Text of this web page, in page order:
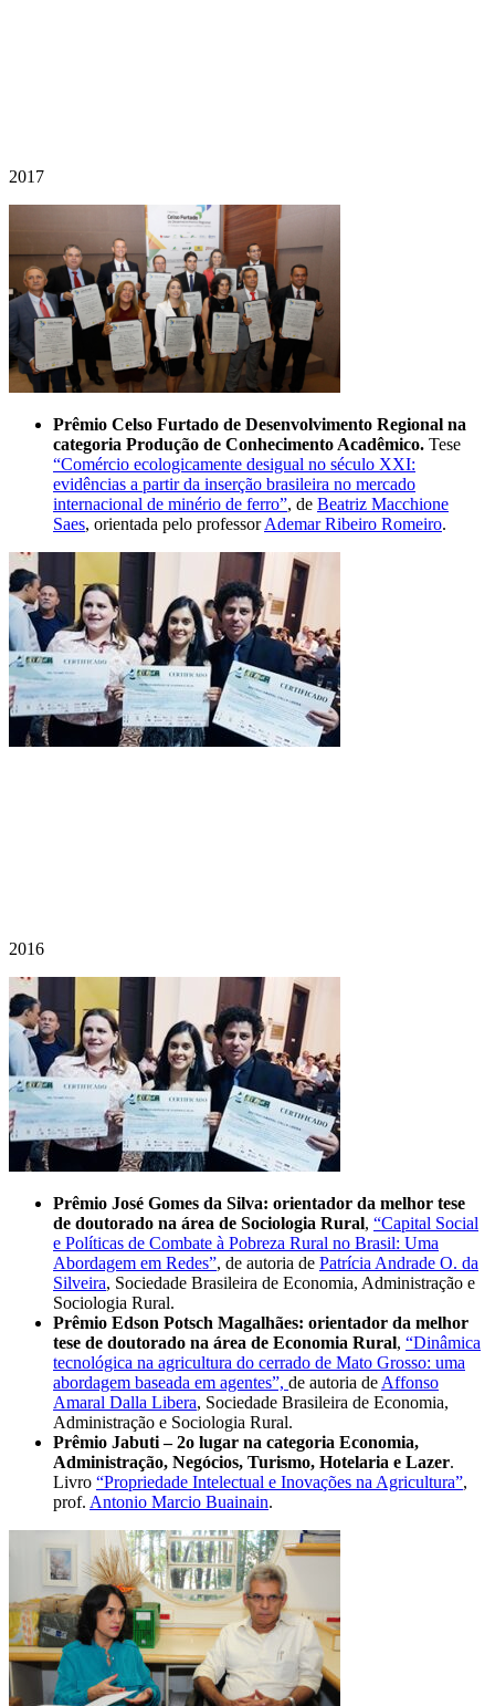
2017
Prêmio Celso Furtado de Desenvolvimento Regional na
categoria Produção de Conhecimento Acadêmico. Tese
“Comércio ecologicamente desigual no século XXI:
evidências a partir da inserção brasileira no mercado
internacional de minério de ferro”, de Beatriz Macchione
Saes, orientada pelo professorAdemar Ribeiro Romeiro.
2016
Prêmio José Gomes da Silva: orientador da melhor tese
de doutorado na área de Sociologia Rural, “Capital Social
e Políticas de Combate à Pobreza Rural no Brasil: Uma
Abordagem em Redes”, de autoria de Patrícia Andrade O. da
Silveira, Sociedade Brasileira de Economia, Administração e
Sociologia Rural.
Prêmio Edson Potsch Magalhães: orientador da melhor
tese de doutorado na área de Economia Rural, “Dinâmica
tecnológica na agricultura do cerrado de Mato Grosso: uma
abordagem baseada em agentes”, de autoria de Affonso
Amaral Dalla Libera, Sociedade Brasileira de Economia,
Administração e Sociologia Rural.
Prêmio Jabuti – 2o lugar na categoria Economia,
Administração, Negócios, Turismo, Hotelaria e Lazer.
Livro “Propriedade Intelectual e Inovações na Agricultura”,
prof. Antonio Marcio Buainain.